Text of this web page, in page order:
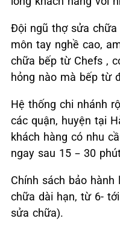
Đội ngũ thợ sửa
môn tay nghề cao,
chữa bếp từ Chefs ,
hỏng nào mà bếp từ
Hệ thống chi nhánh
các quận, huyện tại
khách hàng có nhu
ngay sau 15 – 30
Chính sách bảo
chữa dài hạn, từ 6-
sửa chữa).